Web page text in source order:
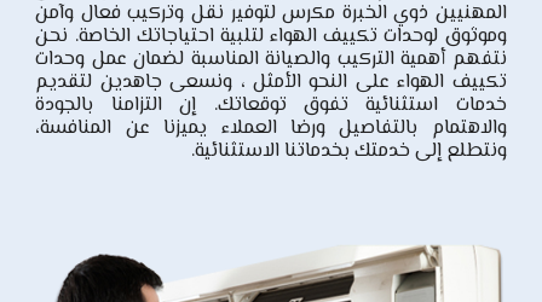
المهنيين ذوي الخبرة مكرس لتوفير نقل وتركيب فعال وآمن
وموثوق لوحدات تكييف الهواء لتلبية احتياجاتك الخاصة. نحن
نتفهم أهمية التركيب والصيانة المناسبة لضمان عمل وحدات
تكييف الهواء على النحو الأمثل ، ونسعى جاهدين لتقديم
خدمات استثنائية تفوق توقعاتك. إن التزامنا بالجودة
والاهتمام بالتفاصيل ورضا العملاء يميزنا عن المنافسة،
ونتطلع إلى خدمتك بخدماتنا الاستثنائية.